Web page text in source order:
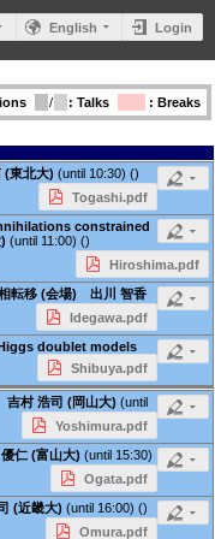
English Login
/ : Talks : Breaks
(東北大) (until 10:30) ()
Togashi.pdf
constrained
(until 11:00) ()
Hiroshima.pdf
相転移 (会場) 出川 智香
Idegawa.pdf
doublet models
Shibuya.pdf
吉村 浩司 (岡山大) (until
Yoshimura.pdf
仁 (富山大) (until 15:30)
Ogata.pdf
(近畿大) (until 16:00) ()
Omura.pdf